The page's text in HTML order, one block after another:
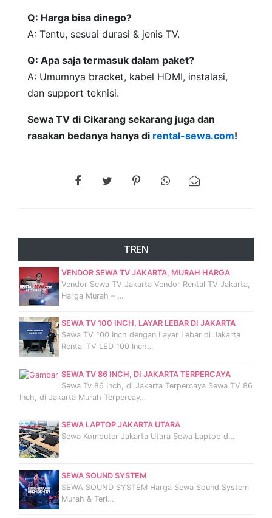
Q: Harga bisa dinego?
A: Tentu, sesuai durasi & jenis TV.
Q: Apa saja termasuk dalam paket?
A: Umumnya bracket, kabel HDMI, instalasi,
dan support teknisi.
Sewa TV di Cikarang sekarang juga dan
rasakan bedanya hanya di rental-sewa.com!
TREN
VENDOR SEWA TV JAKARTA, MURAH HARGA
Vendor Sewa TV Jakarta Vendor Rental TV Jakarta,
Harga Murah – …
SEWA TV 100 INCH, LAYAR LEBAR DI JAKARTA
Sewa TV 100 Inch dengan Layar Lebar di Jakarta
Rental TV LED 100 Inch…
SEWA TV 86 INCH, DI JAKARTA TERPERCAYA
Sewa Tv 86 Inch, di Jakarta Terpercaya Sewa TV 86
Inch, di Jakarta Murah Terpercay…
SEWA LAPTOP JAKARTA UTARA
Sewa Komputer Jakarta Utara Sewa Laptop d…
SEWA SOUND SYSTEM
SEWA SOUND SYSTEM Harga Sewa Sound System
Murah & Terl…